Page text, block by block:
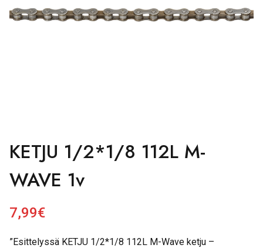
KETJU 1/2*1/8 112L M-
WAVE 1v
7,99€
”Esittelyssä KETJU 1/2*1/8 112L M-Wave ketju –